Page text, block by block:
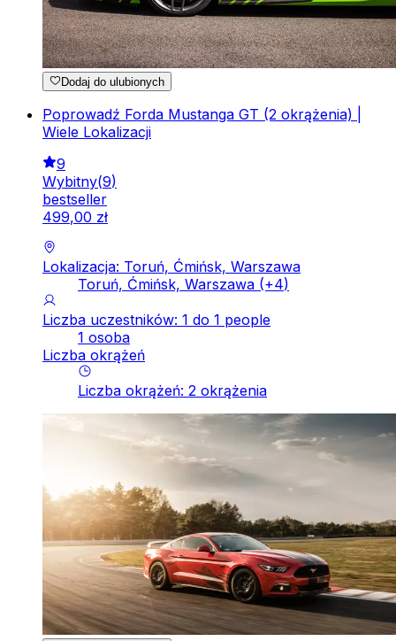
Dodaj do ulubionych
Poprowadź Forda Mustanga GT (2 okrążenia) |
Wiele Lokalizacji
9
Wybitny(9)
bestseller
499,00 zł
Lokalizacja: Toruń, Ćmińsk, Warszawa
Toruń, Ćmińsk, Warszawa (+4)
Liczba uczestników: 1 do 1 people
1 osoba
Liczba okrążeń
Liczba okrążeń: 2 okrążenia